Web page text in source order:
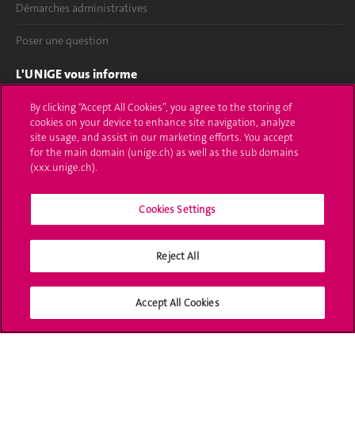
Démarches administratives
Poser une question
L'UNIGE vous informe
UNIGE Mobile
Médias
Offres d'emploi
Calendrier académique
Médias sociaux UNIGE
By clicking “Accept All Cookies”, you agree to the storing of
cookies on your device to enhance site navigation, analyze
site usage, and assist in our marketing efforts. You accept
for the main domain (unige.ch) as well as the sub domains
(xxx.unige.ch).
Cookies Settings
Reject All
Accept All Cookies